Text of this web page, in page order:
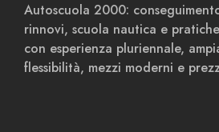
Autoscuola 2000:
rinnovi, scuola nautica e
con esperienza pluriennale,
flessibilità, mezzi moderni e